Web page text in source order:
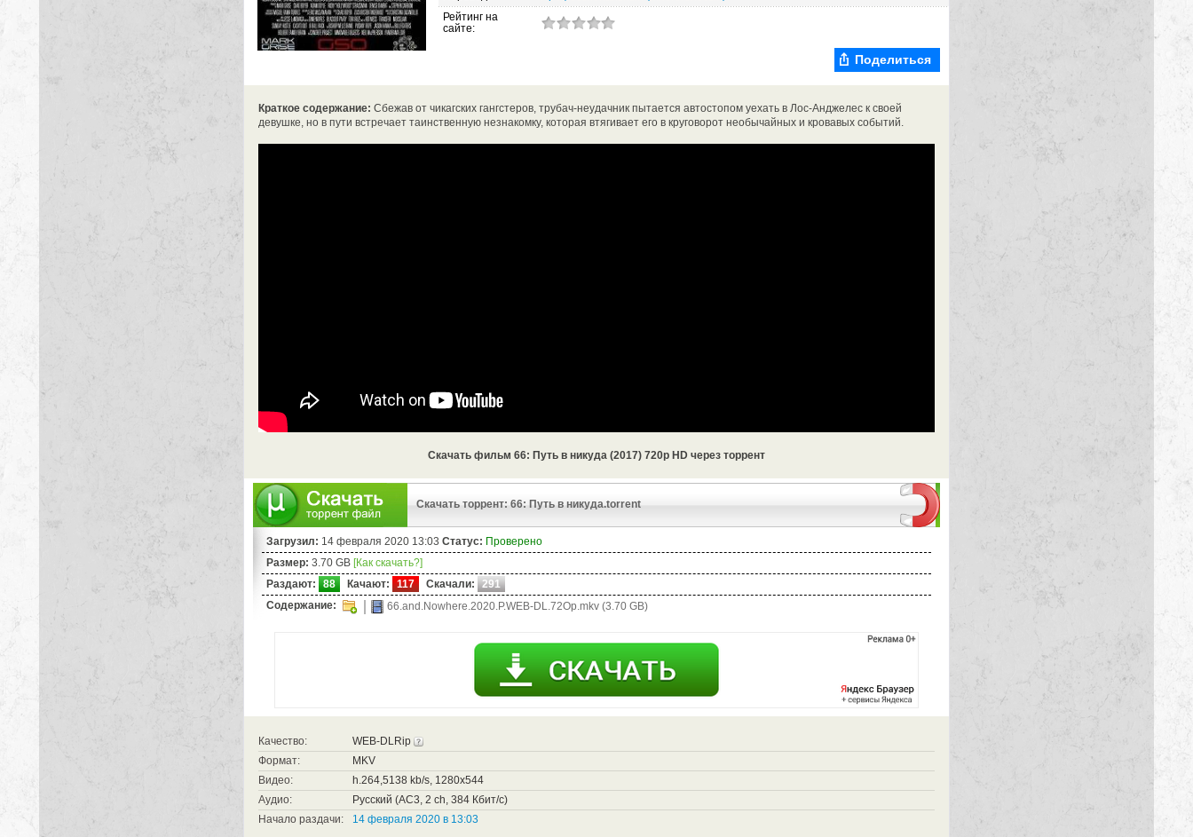
Рейтинг на
сайте:
Поделиться
Краткое содержание: Сбежав от чикагских гангстеров, трубач-неудачник пытается автостопом уехать в Лос-Анджелес к своей
девушке, но в пути встречает таинственную незнакомку, которая втягивает его в круговорот необычайных и кровавых событий.
Скачать фильм 66: Путь в никуда (2017) 720p HD через торрент
Скачать торрент: 66: Путь в никуда.torrent
Загрузил: 14 февраля 2020 13:03 Статус: Проверено
Размер: 3.70 GB [Как скачать?]
Раздают:
88 Качают: 117 Скачали:
291
Содержание:
66.and.Nowhere.2020.P.WEB-DL.72Op.mkv (3.70 GB)
Качество:
WEB-DLRip
Формат:
MKV
Видео:
h.264,5138 kb/s, 1280x544
Аудио:
Русский (AC3, 2 ch, 384 Кбит/с)
Начало раздачи:
14 февраля 2020 в 13:03